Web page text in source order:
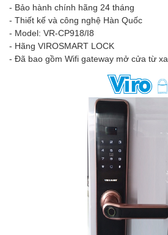
- Bảo hành chính hãng 24 tháng
- Thiết kế và công nghệ Hàn Quốc
- Model: VR-CP918/I8
- Hãng VIROSMART LOCK
- Đã bao gồm Wifi gateway mở cửa từ xa